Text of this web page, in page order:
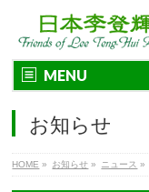
MENU
お知らせ
HOME » お知らせ » ニュース »